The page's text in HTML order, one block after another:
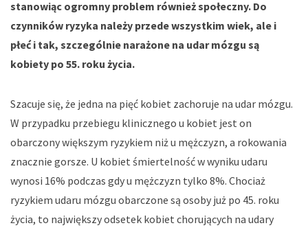
stanowiąc ogromny problem również społeczny. Do
czynników ryzyka należy przede wszystkim wiek, ale i
płeć i tak, szczególnie narażone na udar mózgu są
kobiety po 55. roku życia.
Szacuje się, że jedna na pięć kobiet zachoruje na udar mózgu.
W przypadku przebiegu klinicznego u kobiet jest on
obarczony większym ryzykiem niż u mężczyzn, a rokowania
znacznie gorsze. U kobiet śmiertelność w wyniku udaru
wynosi 16% podczas gdy u mężczyzn tylko 8%. Chociaż
ryzykiem udaru mózgu obarczone są osoby już po 45. roku
życia, to największy odsetek kobiet chorujących na udary